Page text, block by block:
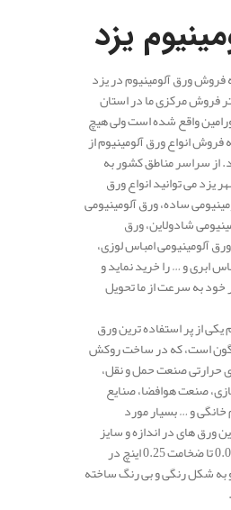
یزد
فروش ورق آلومینیوم در یزد
فروش مرکزی ما در استان
واقع شده است ولی هیچ
انواع ورق آلومینیوم از
از سراسر مناطق کشور به
یزد می توانید انواع ورق
ساده، ورق آلومینیومی
شادولاین، ورق
آلومینیومی امباس لوزی،
ابری و … را خرید نماید و
به سرعت از ما تحویل
یکی از پر استفاده ترین ورق
است، که در ساخت روکش
حرارتی صنعت حمل و نقل،
صنعت هوافضا، صنایع
و … بسیار مورد
ورق های در اندازه و سایز
های گوناگونی از 0.008 تا ضخامت 0.25 اینچ در
به شکل رنگی و بی رنگ ساخته